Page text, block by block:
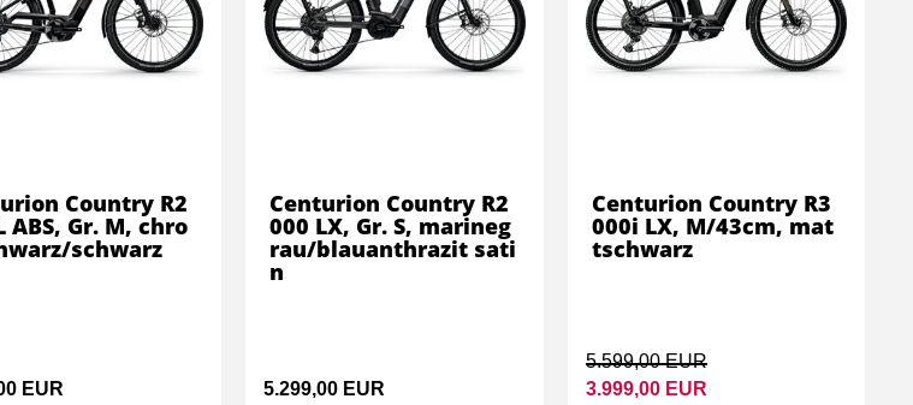
EUR
Country R2
ABS, Gr. M, chro
schwarz
5.299,00 EUR
Centurion Country R2
000 LX, Gr. S, marineg
rau/blauanthrazit sati
n
5.599,00 EUR
3.999,00 EUR
Centurion Country R3
000i LX, M/43cm, mat
tschwarz